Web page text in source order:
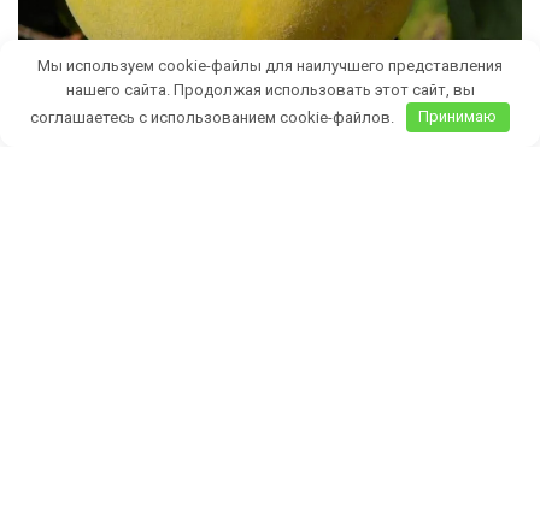
Мы используем cookie-файлы для наилучшего представления
нашего сайта. Продолжая использовать этот сайт, вы
соглашаетесь с использованием cookie-файлов.
Принимаю